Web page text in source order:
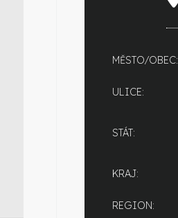
MĚSTO/OBEC:
ULICE:
STÁT:
KRAJ:
REGION: